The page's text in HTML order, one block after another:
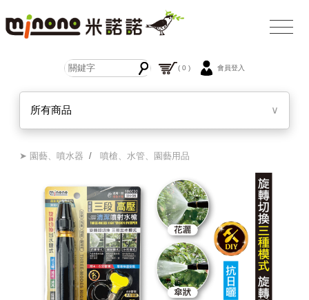
( 0 ) 會員登入
所有商品 ∨
➤ 園藝、噴水器 /噴槍、水管、園藝用品